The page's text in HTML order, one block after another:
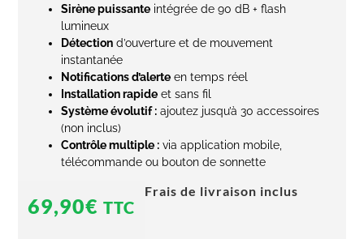
Sirène puissante intégrée de 90 dB + flash
lumineux
Détection d’ouverture et de mouvement
instantanée
Notifications d’alerte en temps réel
Installation rapide et sans fil
Système évolutif : ajoutez jusqu’à 30 accessoires
(non inclus)
Contrôle multiple : via application mobile,
télécommande ou bouton de sonnette
69,90€ TTC
Frais de livraison inclus